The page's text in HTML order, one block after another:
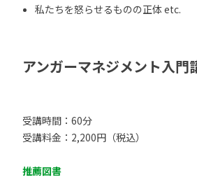
私たちを怒らせるものの正体 etc.
アンガーマネジメント入門
受講時間：60分
受講料金：2,200円（税込）
推薦図書